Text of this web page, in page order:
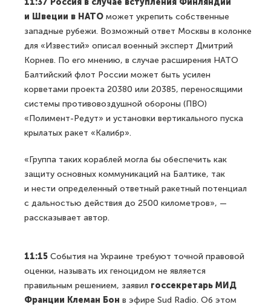
и Швеции в НАТО может укрепить собственные
западные рубежи. Возможный ответ Москвы в колонке
для «Известий» описал военный эксперт Дмитрий
Корнев. По его мнению, в случае расширения НАТО
Балтийский флот России может быть усилен
корветами проекта 20380 или 20385, переносящими
системы противовоздушной обороны (ПВО)
«Полимент-Редут» и установки вертикального пуска
крылатых ракет «Калибр».
«Группа таких кораблей могла бы обеспечить как
защиту основных коммуникаций на Балтике, так
и нести определенный ответный ракетный потенциал
с дальностью действия до 2500 километров», —
рассказывает автор.
11:15 События на Украине требуют точной правовой
оценки, называть их геноцидом не является
правильным решением, заявил госсекретарь МИД
Франции Клеман Бон в эфире Sud Radio. Об этом